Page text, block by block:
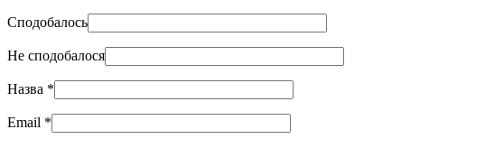
Сподобалось
Не сподобалося
Назва *
Email *